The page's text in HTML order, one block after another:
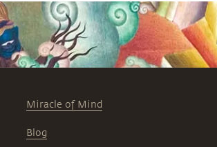
Miracle of Mind
Blog